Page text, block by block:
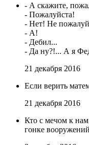
- А скажите,
- Пожалуйста!
- Нет! Не
- А!
- Дебил...
- Да ну?!... А я
21 декабря 2016
Если верить
21 декабря 2016
Кто с мечом к
гонке